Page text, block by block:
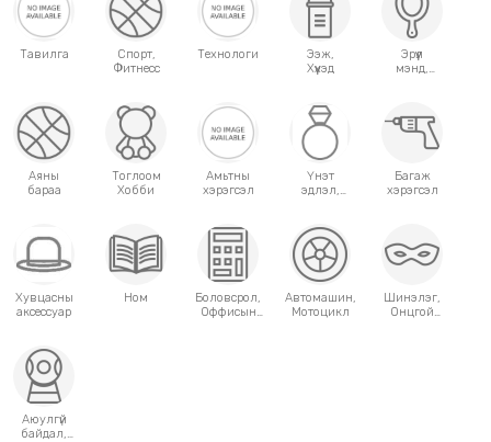
Тавилга
Спорт,
Фитнесс
Технологи
Ээж,
Хүүхэд
Эрүүл
мэнд,
Аяны
бараа
Тоглоом
Хобби
Амьтны
хэрэгсэл
Үнэт
эдлэл,
Багаж
хэрэгсэл
Хувцасны
аксессуар
Ном
Боловсрол,
Оффисын
Автомашин,
Мотоцикл
Шинэлэг,
Онцгой
Аюулгүй
байдал,